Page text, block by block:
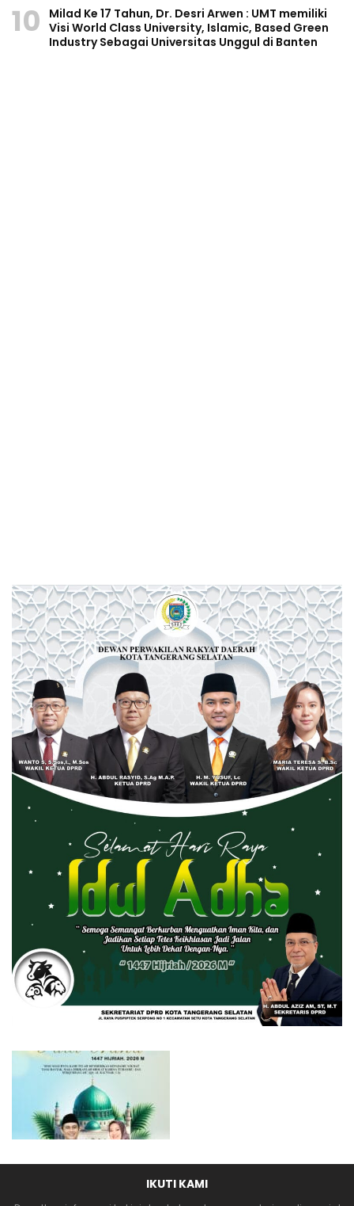
10
Milad Ke 17 Tahun, Dr. Desri Arwen : UMT memiliki
Visi World Class University, Islamic, Based Green
Industry Sebagai Universitas Unggul di Banten
IKUTI KAMI